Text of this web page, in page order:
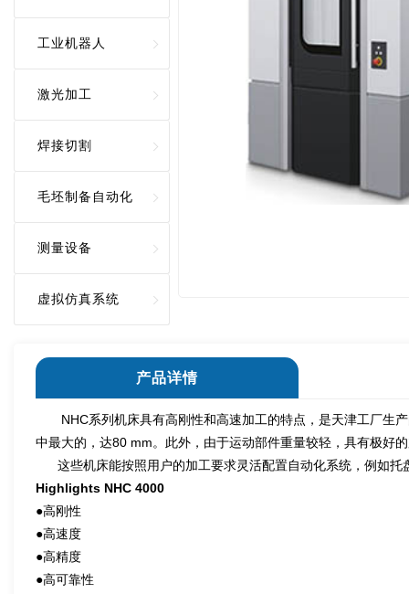
工业机器人
激光加工
焊接切割
毛坯制备自动化
测量设备
虚拟仿真系统
产品详情
NHC系列机床具有高刚性和高速加工的特点，是天津工厂生产
中最大的，达80 mm。此外，由于运动部件重量较轻，具有极好
这些机床能按照用户的加工要求灵活配置自动化系统，例如托
Highlights NHC 4000
●高刚性
●高速度
●高精度
●高可靠性